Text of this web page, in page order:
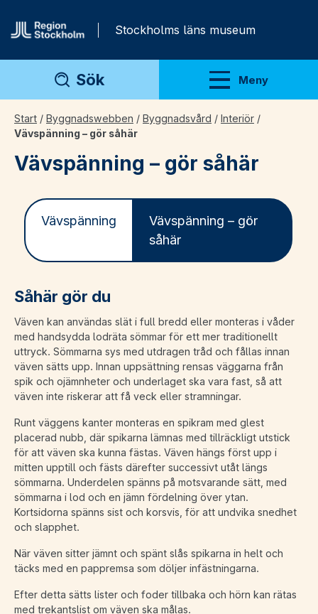
Stockholms läns museum
Sök Meny
Visa meny
Start / Byggnadswebben / Byggnadsvård / Interiör /
Vävspänning – gör såhär
Vävspänning – gör såhär
Vävspänning
Vävspänning – gör
såhär
Såhär gör du
Väven kan användas slät i full bredd eller monteras i våder
med handsydda lodräta sömmar för ett mer traditionellt
uttryck. Sömmarna sys med utdragen tråd och fållas innan
väven sätts upp. Innan uppsättning rensas väggarna från
spik och ojämnheter och underlaget ska vara fast, så att
väven inte riskerar att få veck eller stramningar.
Runt väggens kanter monteras en spikram med glest
placerad nubb, där spikarna lämnas med tillräckligt utstick
för att väven ska kunna fästas. Väven hängs först upp i
mitten upptill och fästs därefter successivt utåt längs
sömmarna. Underdelen spänns på motsvarande sätt, med
sömmarna i lod och en jämn fördelning över ytan.
Kortsidorna spänns sist och korsvis, för att undvika snedhet
och slapphet.
När väven sitter jämnt och spänt slås spikarna in helt och
täcks med en pappremsa som döljer infästningarna.
Efter detta sätts lister och foder tillbaka och hörn kan rätas
med trekantslist om väven ska målas.